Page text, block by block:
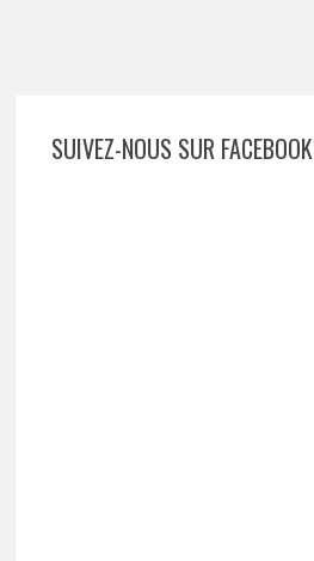
SUIVEZ-NOUS SUR FACEBOOK